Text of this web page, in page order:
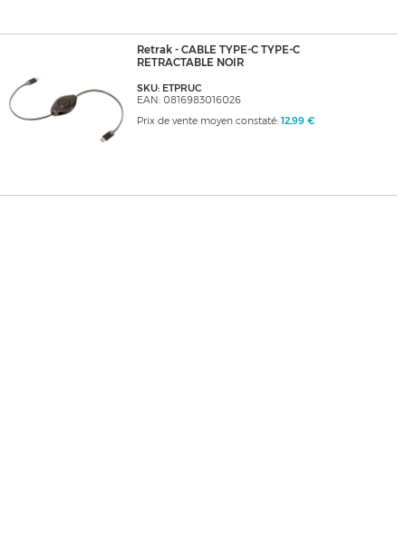
Retrak - CABLE TYPE-C TYPE-C
RETRACTABLE NOIR
SKU: ETPRUC
EAN: 0816983016026
Prix de vente moyen constaté: 12,99 €